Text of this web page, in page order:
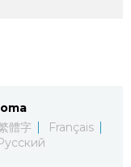
體字
Français